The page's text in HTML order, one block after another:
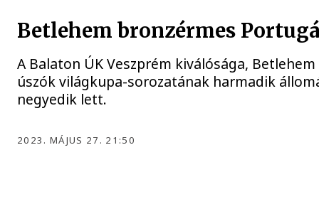
Betlehem bronzérmes
A Balaton ÚK Veszprém kiválósága,
úszók világkupa-sorozatának harmadik
negyedik lett.
2023. MÁJUS 27. 21:50